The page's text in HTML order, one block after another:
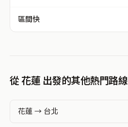
區間快
從 花蓮 出發的其他熱門路線
花蓮 → 台北